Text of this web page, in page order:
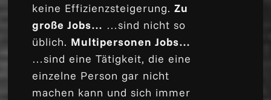
keine Effizienzsteigerung.Zu
große Jobs… …sind nicht so
üblich. Multipersonen Jobs…
…sind eine Tätigkeit, die eine
einzelne Person gar nicht
machen kann und sich immer